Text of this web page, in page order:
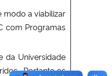
modo a viabilizar
com Programas
da Universidade
Portanto os